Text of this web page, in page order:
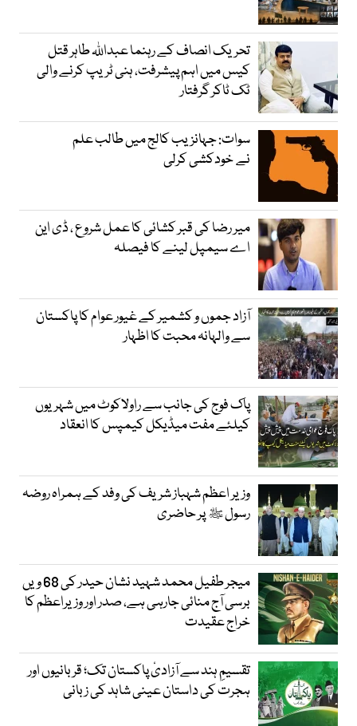
تحریک انصاف کے رہنما عبداللہ طاہر قتل
کیس میں اہم پیشرفت، ہنی ٹریپ کرنے والی
ٹک ٹاکر گرفتار
سوات: جہانزیب کالج میں طالب علم
نے خودکشی کرلی
میر رضا کی قبر کشائی کا عمل شروع ، ڈی این
اے سیمپل لینے کا فیصلہ
آزاد جموں و کشمیر کے غیور عوام کا پاکستان
سے والہانہ محبت کا اظہار
پاک فوج کی جانب سے راولاکوٹ میں شہریوں
کیلئے مفت میڈیکل کیمپس کا انعقاد
وزیر اعظم شہباز شریف کی وفد کے ہمراہ روضہ
رسول ﷺ پر حاضری
میجر طفیل محمد شہید نشان حیدر کی 68 ویں
برسی آج منائی جارہی ہے، صدر اور وزیراعظم کا
خراج عقیدت
تقسیمِ ہند سے آزادیٔ پاکستان تک؛ قربانیوں اور
ہجرت کی داستان عینی شاہد کی زبانی